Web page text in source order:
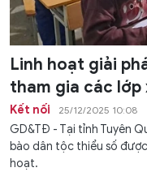
Linh hoạt giải
tham gia các lớp
Kết nối 25/12/2025 10:08
GD&TĐ - Tại tỉnh Tuyên
bào dân tộc thiểu số
hoạt.